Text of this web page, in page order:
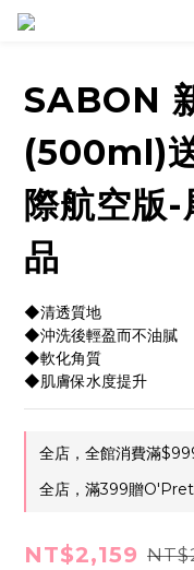
SABON
(500ml)
際航空版
品
◆清透質地
◆沖洗後輕盈而不油膩
◆軟化角質
◆肌膚保水度提升
全店，全館消費滿
全店，滿399贈
NT$2,159